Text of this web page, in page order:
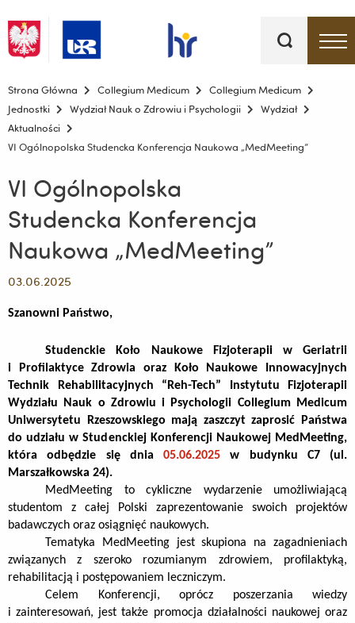
kluczowe
Menu - górna belka
Strona Główna Collegium Medicum
Collegium Medicum
Jednostki
Wydział Nauk o Zdrowiu i Psychologii
Wydział
Aktualności
VI Ogólnopolska Studencka Konferencja Naukowa „MedMeeting”
VI Ogólnopolska
Studencka Konferencja
Naukowa „MedMeeting”
03.06.2025
Szanowni Państwo,
Studenckie Koło Naukowe Fizjoterapii w Geriatrii
i Profilaktyce Zdrowia oraz Koło Naukowe Innowacyjnych
Technik Rehabilitacyjnych “Reh-Tech” Instytutu Fizjoterapii
Wydziału Nauk o Zdrowiu i Psychologii Collegium Medicum
Uniwersytetu Rzeszowskiego mają zaszczyt zaprosić Państwa
do udziału w Studenckiej Konferencji Naukowej MedMeeting,
która odbędzie się dnia 05.06.2025 w budynku C7 (ul.
Marszałkowska 24).
MedMeeting to cykliczne wydarzenie umożliwiającą
studentom z całej Polski zaprezentowanie swoich projektów
badawczych oraz osiągnięć naukowych.
Tematyka MedMeeting jest skupiona na zagadnieniach
związanych z szeroko rozumianym zdrowiem, profilaktyką,
rehabilitacją i postępowaniem leczniczym.
Celem Konferencji, oprócz poszerzania wiedzy
i zainteresowań, jest także promocja działalności naukowej oraz